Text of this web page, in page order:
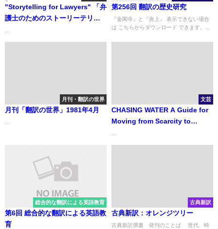
"Storytelling for Lawyers" 「弁
護士のためのストーリーテリン
第256回 翻訳の歴史研究
『金閣寺』と『炎上』 表示できない場合
は こちらからダウンロード できます。...
月刊・翻訳の世界
月刊「翻訳の世界」1981年4月
文芸
CHASING WATER A Guide for
Moving from Scarcity to
る」 この危機を乗り越えるに
総合的な翻訳による英語教育
第6回 総合的な翻訳による英語教
育
古典新訳
古典新訳：オレンジツリー
古典新訳撰書 発刊のことば 世代、時